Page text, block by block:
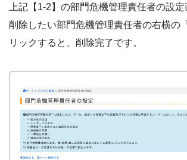
上記【1-2】の部門危機管理責任者の設定
削除したい部門危機管理責任者の右横の
リックすると、削除完了です。